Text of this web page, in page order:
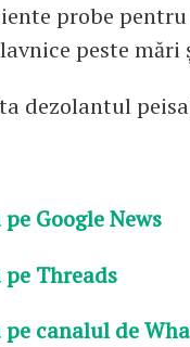
probe
peste
dezolantul
Google News
Threads
pe canalul de